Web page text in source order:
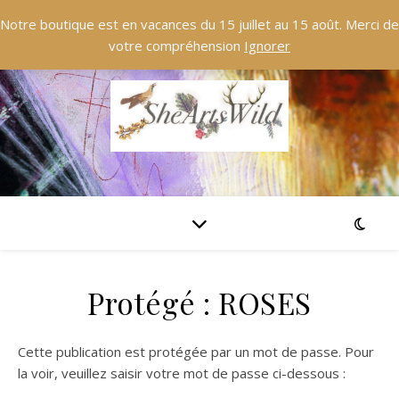
Notre boutique est en vacances du 15 juillet au 15 août. Merci de
votre compréhension Ignorer
Protégé : ROSES
Cette publication est protégée par un mot de passe. Pour
la voir, veuillez saisir votre mot de passe ci-dessous :